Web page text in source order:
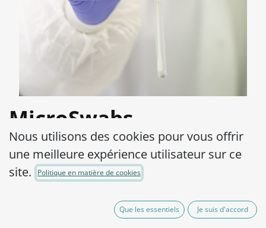
MicroSwabs
Bacteroides fragilis
ATCC® 23745™
hors TVA
Nous utilisons des cookies pour vous offrir
une meilleure expérience utilisateur sur ce
site.
Politique en matière de cookies
Que les essentiels Je suis d'accord